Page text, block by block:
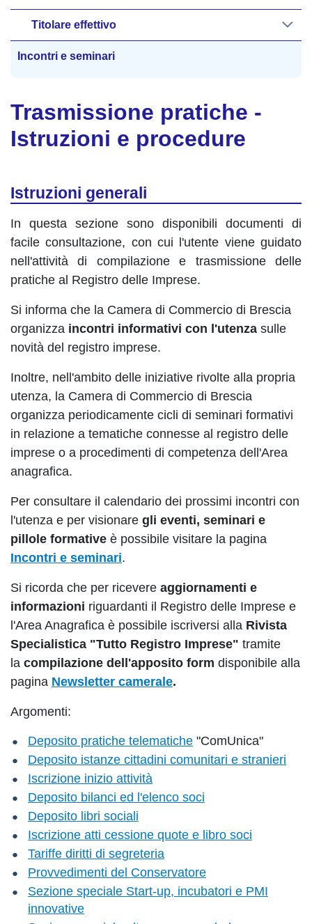
Trasmissione pratiche -
Istruzioni e procedure
Istruzioni generali
In questa sezione sono disponibili documenti di
facile consultazione, con cui l'utente viene guidato
nell'attività di compilazione e trasmissione delle
pratiche al Registro delle Imprese.
Si informa che la Camera di Commercio di Brescia
organizza incontri informativi con l'utenza sulle
novità del registro imprese.
Inoltre, nell'ambito delle iniziative rivolte alla propria
utenza, la Camera di Commercio di Brescia
organizza periodicamente cicli di seminari formativi
in relazione a tematiche connesse al registro delle
imprese o a procedimenti di competenza dell'Area
anagrafica.
Per consultare il calendario dei prossimi incontri con
l'utenza e per visionare gli eventi, seminari e
pillole formative è possibile visitare la pagina
Incontri e seminari.
Si ricorda che per ricevere aggiornamenti e
informazioni riguardanti il Registro delle Imprese e
l'Area Anagrafica è possibile iscriversi alla Rivista
Specialistica "Tutto Registro Imprese" tramite
la compilazione dell'apposito form disponibile alla
pagina Newsletter camerale.
Argomenti:
Deposito pratiche telematiche "ComUnica"
Deposito istanze cittadini comunitari e stranieri
Iscrizione inizio attività
Deposito bilanci ed l'elenco soci
Deposito libri sociali
Iscrizione atti cessione quote e libro soci
Tariffe diritti di segreteria
Provvedimenti del Conservatore
Sezione speciale Start-up, incubatori e PMI
innovative
Titolare effettivo
Incontri e seminari